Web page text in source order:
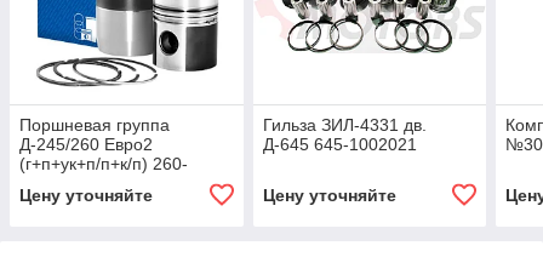
Поршневая группа
Д-245/260 Евро2
(г+п+ук+п/п+к/п) 260-
Цену уточняйте
Гильза ЗИЛ-4331 дв.
Д-645 645-1002021
Цену уточняйте